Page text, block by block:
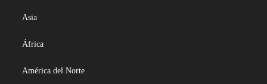
Asia
África
América del Norte